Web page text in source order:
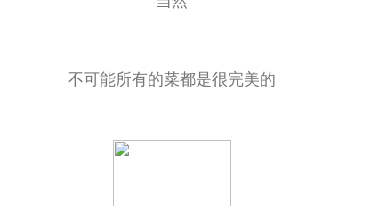
不可能所有的菜都是很完美的